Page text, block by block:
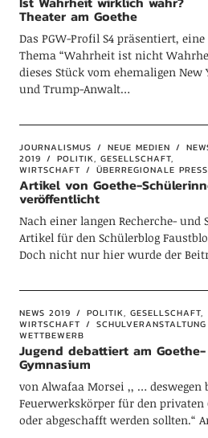
Theater am Goethe
Das PGW-Profil S4 präsentiert,
Thema “Wahrheit ist nicht
dieses Stück vom ehemaligen
und Trump-Anwalt…
JOURNALISMUS NEUE MEDIEN
2019
POLITIK, GESELLSCHAFT,
WIRTSCHAFT
ÜBERREGIONALE
Artikel von Goethe-
veröffentlicht
Nach einer langen Recherche-
Artikel für den Schülerblog
Doch nicht nur hier wurde der
NEWS 2019
POLITIK, GESELLSCHAFT,
WIRTSCHAFT
SCHULVERANSTALTUNG
WETTBEWERB
Jugend debattiert am Goethe-
Gymnasium
von Alwafaa Morsei ,, … deswegen
Feuerwerkskörper für den
oder abgeschafft werden sollten.“